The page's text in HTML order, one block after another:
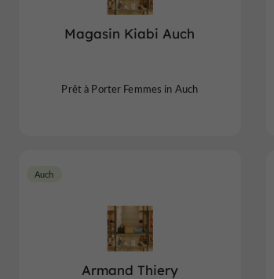
Magasin Kiabi Auch
Prêt à Porter Femmes in Auch
Armand Thiery
Auch